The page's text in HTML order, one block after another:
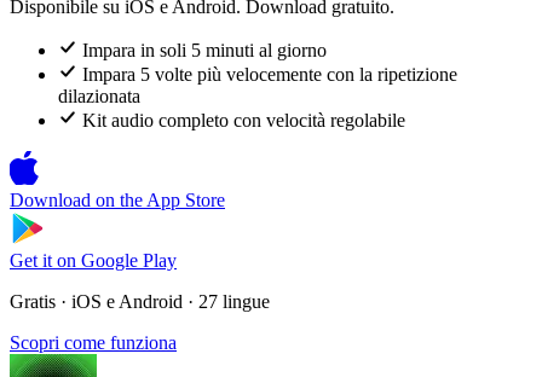
Disponibile su iOS e Android. Download gratuito.
Impara in soli 5 minuti al giorno
Impara 5 volte più velocemente con la ripetizione
dilazionata
Kit audio completo con velocità regolabile
Download on the App Store
Get it on Google Play
Gratis · iOS e Android · 27 lingue
Scopri come funziona